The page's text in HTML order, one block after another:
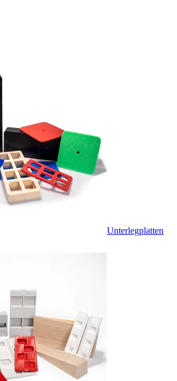
Unterlegplatten